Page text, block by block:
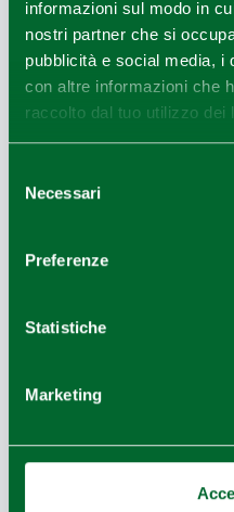
informazioni sul modo in
nostri partner che si
pubblicità e social media, i
con altre informazioni che
raccolto dal tuo utilizzo dei
delNecessari
Preferenze
Statistiche
Marketing
Disteso lungo le dolci
un paradiso naturale
giore Terme è il luogo
ausa e immergersi in
LEGGI